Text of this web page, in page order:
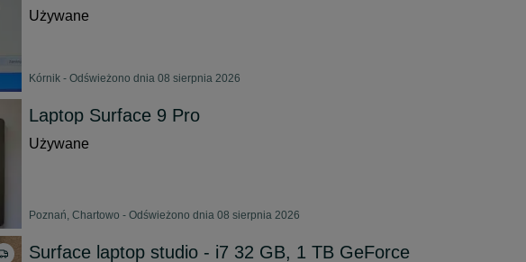
Używane
Kórnik - Odświeżono dnia 08 sierpnia 2026
Laptop Surface 9 Pro
Używane
Poznań, Chartowo - Odświeżono dnia 08 sierpnia 2026
Surface laptop studio - i7 32 GB, 1 TB GeForce